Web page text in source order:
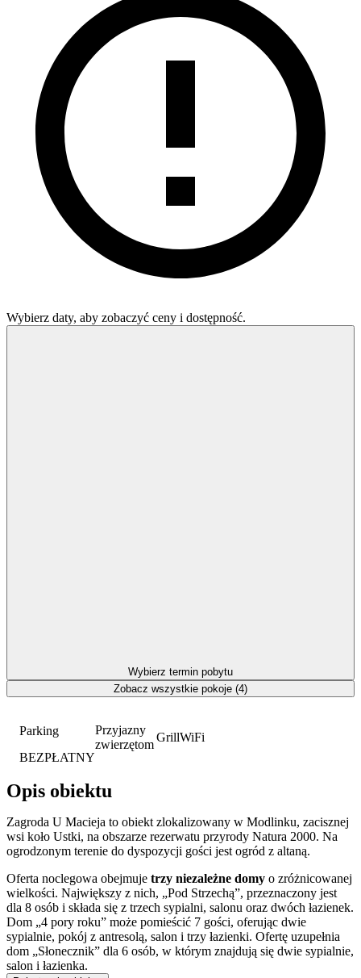
Parking
BEZPŁATNY
Przyjazny
zwierzętom
GrillWiFi
Opis obiektu
Zagroda U Macieja to obiekt zlokalizowany w Modlinku, zacisznej
wsi koło Ustki, na obszarze rezerwatu przyrody Natura 2000. Na
ogrodzonym terenie do dyspozycji gości jest ogród z altaną.
Oferta noclegowa obejmuje trzy niezależne domy o zróżnicowanej
wielkości. Największy z nich, „Pod Strzechą”, przeznaczony jest
dla 8 osób i składa się z trzech sypialni, salonu oraz dwóch łazienek.
Dom „4 pory roku” może pomieścić 7 gości, oferując dwie
sypialnie, pokój z antresolą, salon i trzy łazienki. Ofertę uzupełnia
dom „Słonecznik” dla 6 osób, w którym znajdują się dwie sypialnie,
salon i łazienka.
Wybierz daty, aby zobaczyć ceny i dostępność.
Wybierz termin pobytu
Zobacz wszystkie pokoje (4)